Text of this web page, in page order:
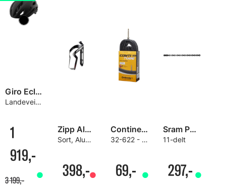
Giro Eclipse Spherical Hjelm
Landevei, CX og Gravel, Aerodynamisk
1
919,-
3 199,-
Zipp Alumina Flaskestativ
Sort, Aluminium, 27 gram
398,-
Continental Cross 28" Slange
32-622 - 47-622, 42 mm presta, 160 gram
69,-
Sram PC-X1 Kjede
11-delt
297,-